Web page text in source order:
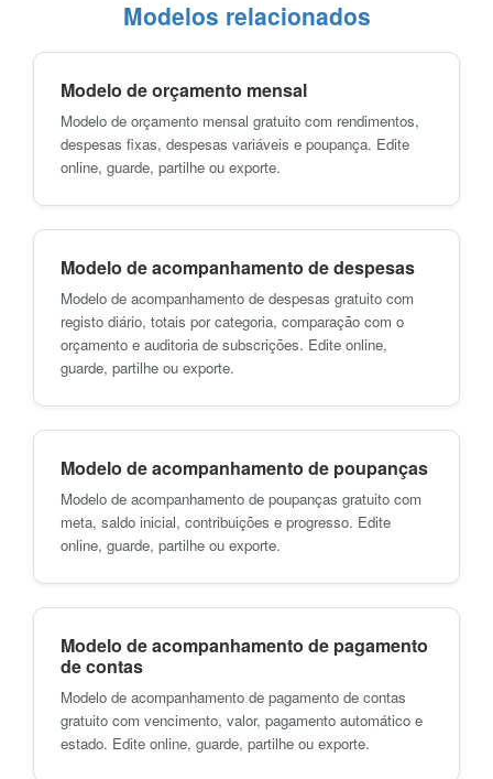
Modelos relacionados
Modelo de orçamento mensal
Modelo de orçamento mensal gratuito com rendimentos,
despesas fixas, despesas variáveis e poupança. Edite
online, guarde, partilhe ou exporte.
Modelo de acompanhamento de despesas
Modelo de acompanhamento de despesas gratuito com
registo diário, totais por categoria, comparação com o
orçamento e auditoria de subscrições. Edite online,
guarde, partilhe ou exporte.
Modelo de acompanhamento de poupanças
Modelo de acompanhamento de poupanças gratuito com
meta, saldo inicial, contribuições e progresso. Edite
online, guarde, partilhe ou exporte.
Modelo de acompanhamento de pagamento
de contas
Modelo de acompanhamento de pagamento de contas
gratuito com vencimento, valor, pagamento automático e
estado. Edite online, guarde, partilhe ou exporte.